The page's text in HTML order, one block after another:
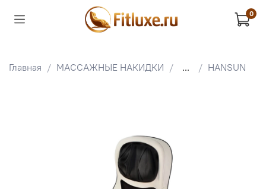
0
Главная МАССАЖНЫЕ НАКИДКИ ... HANSUN